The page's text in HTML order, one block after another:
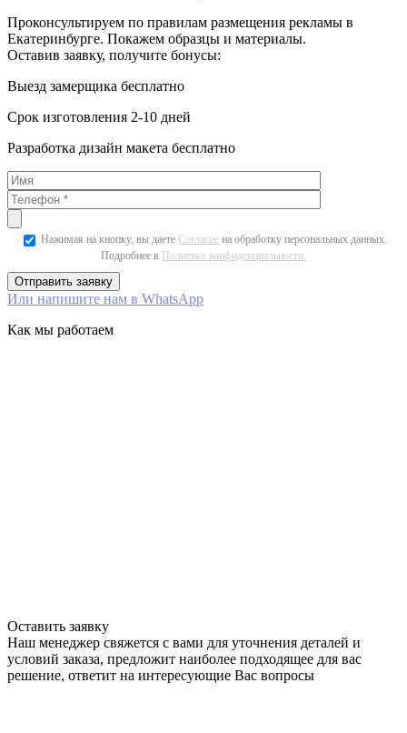
Проконсультируем по правилам размещения рекламы в
Екатеринбурге. Покажем образцы и материалы.
Оставив заявку, получите бонусы:
Выезд замерщика бесплатно
Срок изготовления 2-10 дней
Разработка дизайн макета бесплатно
Нажимая на кнопку, вы даете Согласие на обработку персональных данных.
Подробнее в Политике конфиденциальности.
Или напишите нам в WhatsApp
Как мы работаем
Оставить заявку
Наш менеджер свяжется с вами для уточнения деталей и
условий заказа, предложит наиболее подходящее для вас
решение, ответит на интересующие Вас вопросы